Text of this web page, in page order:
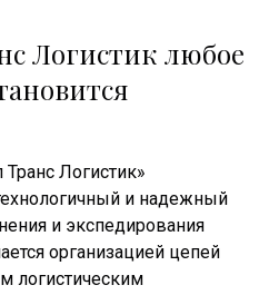
Логистик любое
Логистик»
и надежный
и экспедирования
организацией цепей
логистическим